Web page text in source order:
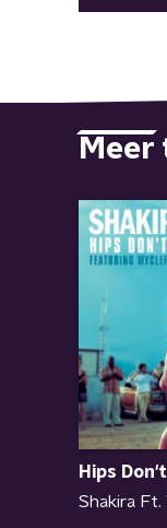
Meer
Hips
Shakira